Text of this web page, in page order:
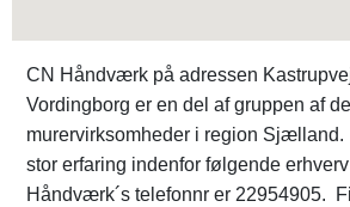
CN Håndværk på adressen
Vordingborg er en del af gruppen af
murervirksomheder i region
stor erfaring indenfor følgende
Håndværk´s telefonnr er 22954905.